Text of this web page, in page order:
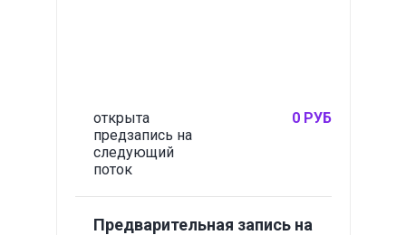
открыта
предзапись на
следующий
поток
0 РУБ
Предварительная запись на